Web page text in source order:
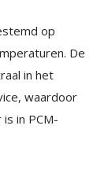
op
De
in het
waardoor
in PCM-
nulla.
in
turpis.
cras sed